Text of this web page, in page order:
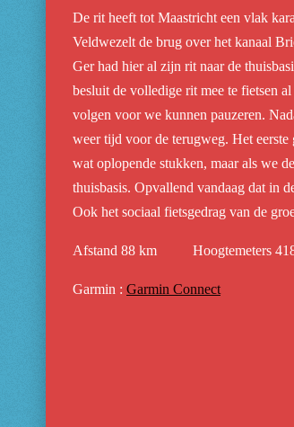
De rit heeft tot Maastricht een vlak
Veldwezelt de brug over het kanaal
Ger had hier al zijn rit naar de
besluit de volledige rit mee te fietsen
volgen voor we kunnen pauzeren.
weer tijd voor de terugweg. Het eerste
wat oplopende stukken, maar als we
thuisbasis. Opvallend vandaag dat in
Ook het sociaal fietsgedrag van de
Afstand 88 km Hoogtemeters
Garmin : Garmin Connect